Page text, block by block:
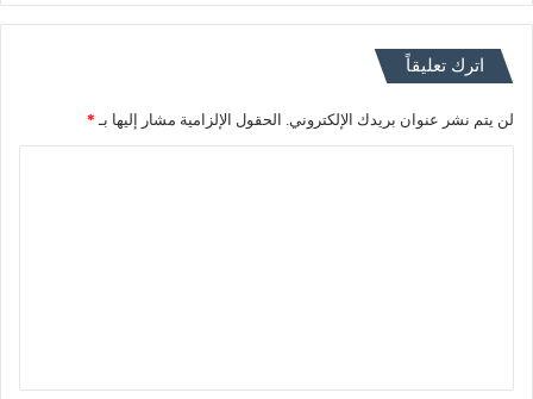
اترك تعليقاً
لن يتم نشر عنوان بريدك الإلكتروني. الحقول الإلزامية مشار إليها بـ *